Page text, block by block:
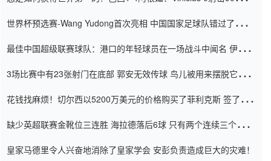
世界杯预选赛-Wang Yudong首次亮相 中国国家足球队错过了世界
最佳中国超级联赛球队：港口的年轻球员在一场战斗中闻名 伊万放
3场比赛中有23张射门在底部 郭安无效传球 鸟儿被用来摆脱它
花钱找麻烦！切尔西以5200万美元的价格购买了菲利克斯 签了7年
缺少英超联赛金靴位三连胜 海拉德落后6球 只有两个连续三个连续
皇家马德里令人兴奋地消除了皇家学会 安彭负责造成巨大的灾难！